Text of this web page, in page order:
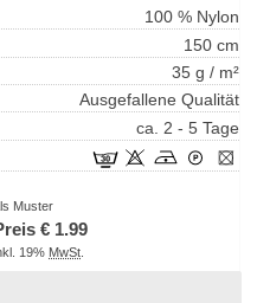
100 % Nylon
150 cm
35 g / m²
Ausgefallene Qualität
ca. 2 - 5 Tage
Muster
€ 1.99
19% MwSt